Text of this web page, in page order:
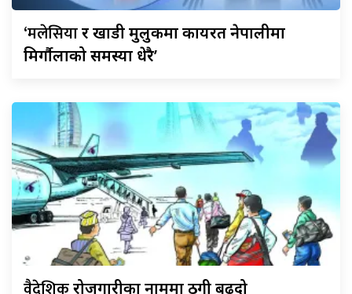
‘मलेसियार खाडी मुलुकमा कार्यरत नेपालीमा
मिर्गौलाको समस्या धेरै’
रोजगारीका नाममा ठगी बढ्दो